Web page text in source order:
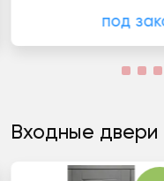
под
Входные двери